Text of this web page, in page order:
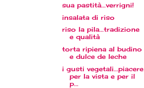
sua pastità...verrigni!
insalata di riso
riso la pila...tradizione
e qualità
torta ripiena al budino
e dulce de leche
i gusti vegetali...piacere
per la vista e per il
p...